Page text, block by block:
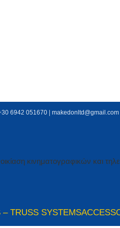
30 6942 051670 makedonltd@gmail.com
– TRUSS SYSTEMS